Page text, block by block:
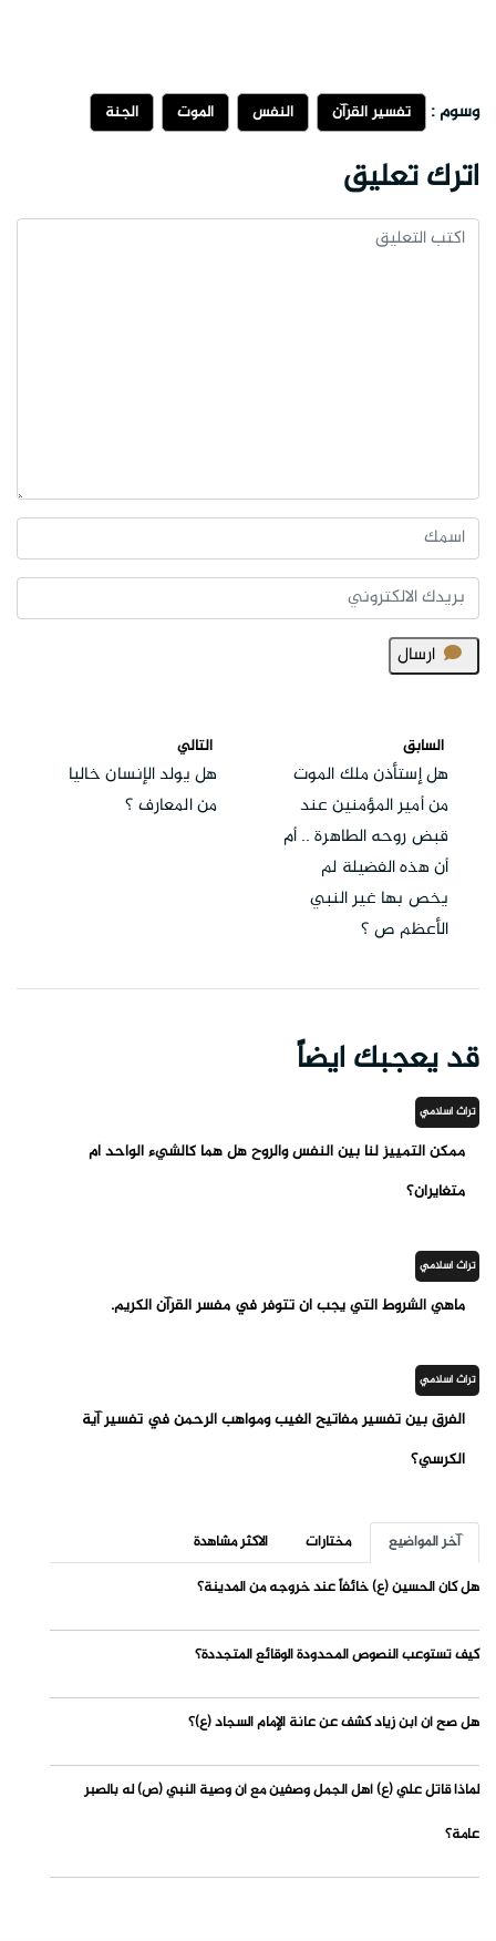
وسوم : تفسير القرآن النفس الموت الجنة
اترك تعليق
ارسال
السابق
هل إستأذن ملك الموت
من أمير المؤمنين عند
قبض روحه الطاهرة .. أم
أن هذه الفضيلة لم
يخص بها غير النبي
الأعظم ص ؟
التالي
هل يولد الإنسان خاليا
من المعارف ؟
قد يعجبك ايضاً
تراث اسلامي
ممكن التمييز لنا بين النفس والروح هل هما كالشيء الواحد أم
متغايران؟
تراث اسلامي
ماهي الشروط التي يجب أن تتوفر في مفسر القرآن الكريم.
تراث اسلامي
الفرق بين تفسير مفاتيح الغيب ومواهب الرحمن في تفسير آية
الكرسي؟
آخر المواضيع مختارات
الاكثر مشاهدة
هل كان الحسين (ع) خائفاً عند خروجه من المدينة؟
كيف تستوعب النصوص المحدودة الوقائع المتجددة؟
هل صح أن ابن زياد كشف عن عانة الإمام السجاد (ع)؟
لماذا قاتل علي (ع) أهل الجمل وصفين مع أن وصية النبي (ص) له بالصبر
عامة؟